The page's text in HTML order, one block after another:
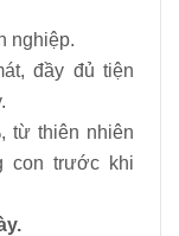
nghiệp.
đầy đủ tiện
từ thiên nhiên
con trước khi